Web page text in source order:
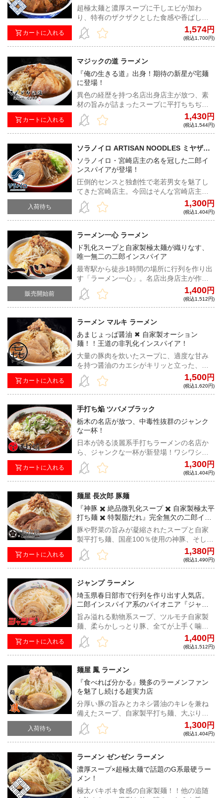
カートに入れる
味を追い求めながら作る一杯！
超極太麺と濃厚スープに干しエビが加わ
り、特有のザクザクとした食感や香ばしい
風味で更に旨みがブーストされた、『ラー
メン ゼンゼン』の人気メニュー！
1,574円
(税込1,700円)
カートに入れる
マジックの道 ラーメン
『俺の生きる道』出身！期待の新星が宅麺
に登場！
異色の経歴を持つ名店出身店主が放つ、素
材の旨みが詰まったスープに平打ちちぢれ
麺、味付き脂もついた二郎インスパイアフ
ルセット！
1,430円
(税込1,544円)
入荷待ち
ソラノイロ ARTISAN NOODLES ミヤザキ
チヒ郎
ソラノイロ・宮崎店主の名を冠した二郎イ
ンスパイアが登場！
圧倒的センスと独創性で老若男女を魅了し
てきた宮崎店主。今回はそんな宮崎店主が
手がける二郎インスパイアが宅麺に登場！
王道ながらもセンスが垣間見える、極上の
一杯！
1,300円
(税込1,404円)
販売開始前
ラーメン一心 ラーメン
ド乳化スープと自家製極太麺が織りなす、
唯一無二の二郎インスパイア
最寄駅から徒歩1時間の場所に行列を作り出
す「ラーメン一心」。名店出身店主が作る
唯一無二のラーメンは、全国でもトップレ
ベルの実力と人気を誇る。
1,400円
(税込1,512円)
カートに入れる
ラーメン マルキ ラーメン
あまじょっぱ醤油 ✖︎ 自家製オーション
麺！！王道の非乳化インスパイア！
大量の豚肉を炊いたスープに、適度な甘み
を持つ醤油のカエシがキリッと立った、旨
甘非乳化豚醤油。小麦感が強く、ウェーブ
がかった細めの自家製オーション麺との悶
絶級の組み合わせをご賞味あれ。
1,500円
(税込1,620円)
カートに入れる
手打ち焔 ツバメブラック
栃木の名店が放つ、中毒性抜群のジャンク
な一杯！
日本が誇る淡麗系手打ちラーメンの名店か
ら、ジャンクな一杯が新登場！ワシワシ極
太自家製麺とパンチ力、破壊力抜群のスー
プが究極の中毒性を放つ！
1,300円
(税込1,404円)
カートに入れる
麺屋 長次郎 豚麺
『神豚 ✖️ 絶品微乳化スープ ✖️ 自家製極太平
打ち麺 ✖️ 特製脂だれ』完全無欠の二郎イン
スパイア
豚や野菜の旨みが凝縮されたスープと自家
製平打ち麺、国産100％使用の神豚、そして
付属の特製脂だれ。非の打ち所がない二郎
インスパイアを是非ご自宅で！
1,380円
(税込1,490円)
カートに入れる
ジャンプ ラーメン
埼玉県春日部市で行列を作り出す人気店。
二郎インスパイア系のパイオニア『ジャン
プ』が宅麺降臨！！
旨み溢れる動物系スープ、ツルモチ自家製
麺、柔らかしっとり豚、全てが上手く噛み
合ったバランス抜群の超ハイレベルな二郎
系インスパイア！
1,400円
(税込1,512円)
入荷待ち
麺屋 鳳 ラーメン
『食べれば分かる』幾多のラーメンファン
を魅了し続ける超実力店
分厚い豚の旨みとカネシ醤油のキレを兼ね
備えたスープ、自家製平打ち麺、大ぶりな
豚。全二郎系ファン必食の一杯。
1,300円
(税込1,404円)
ラーメン ゼンゼン ラーメン
濃厚スープ×超極太麺で話題のG系最硬ラー
メン！
極太バキボキ食感の自家製麺！！他の追随